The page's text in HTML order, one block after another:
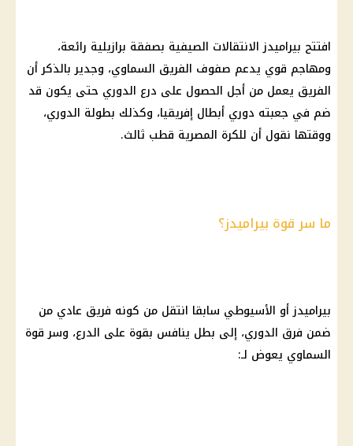
افتتح بيراميدز الانتقالات الصيفية بصفقة برازيلية رائعة،
ومهاجم قوي يدعم صفوف الفريق السماوي، وجدير بالذكر أن
الفريق يعمل من أجل الحصول على درع الدوري حتى يكون قد
ضم في جعبته دوري أبطال إفريقيا، وكذلك بطولة الدوري،
ووقتها نقول أن للكرة المصرية قطب ثالث.
ما سر قوة بيراميدز؟
بيراميدز أو الأسيوطي سابقا انتقل من كونه فريق عادي من
ضمن فرق الدوري، إلى بطل ينافس بقوة على الدرع، وسر قوة
السماوي يعوض لـ: